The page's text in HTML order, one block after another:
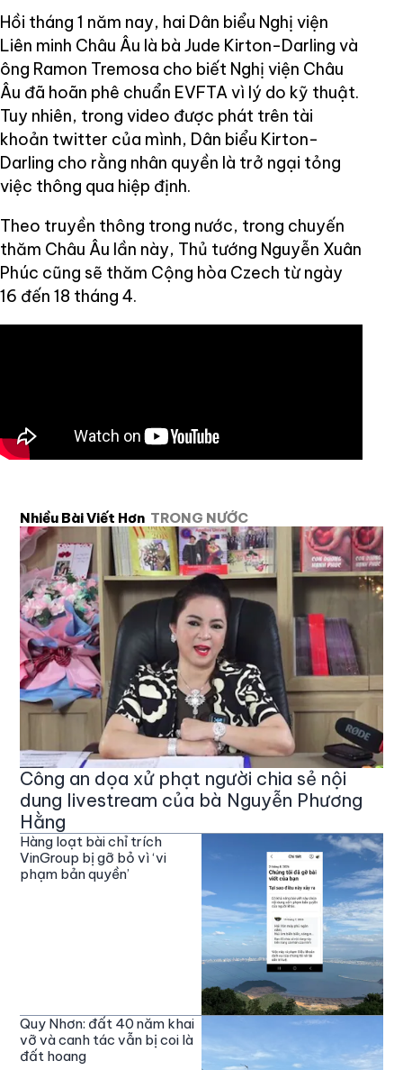
Hồi tháng 1 năm nay, hai Dân biểu Nghị viện
Liên minh Châu Âu là bà Jude Kirton-Darling và
ông Ramon Tremosa cho biết Nghị viện Châu
Âu đã hoãn phê chuẩn EVFTA vì lý do kỹ thuật.
Tuy nhiên, trong video được phát trên tài
khoản twitter của mình, Dân biểu Kirton-
Darling cho rằng nhân quyền là trở ngại tỏng
việc thông qua hiệp định.
Theo truyền thông trong nước, trong chuyến
thăm Châu Âu lần này, Thủ tướng Nguyễn Xuân
Phúc cũng sẽ thăm Cộng hòa Czech từ ngày
16 đến 18 tháng 4.
Nhiều Bài Viết Hơn TRONG NƯỚC
Công an dọa xử phạt người chia sẻ nội
dung livestream của bà Nguyễn Phương
Hằng
Hàng loạt bài chỉ trích
VinGroup bị gỡ bỏ vì ‘vi
phạm bản quyền’
Quy Nhơn: đất 40 năm khai
vỡ và canh tác vẫn bị coi là
đất hoang